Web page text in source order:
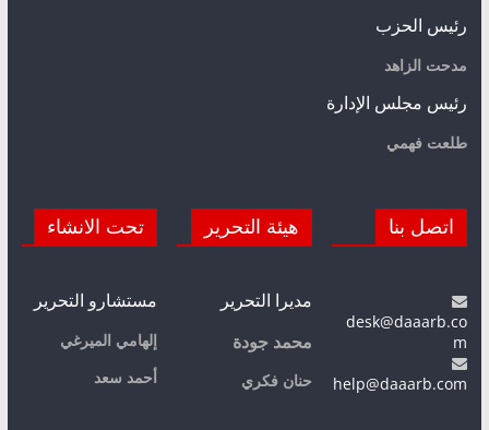
رئيس الحزب
مدحت الزاهد
رئيس مجلس الإدارة
طلعت فهمي
اتصل بنا
desk@daaarb.co
m
help@daaarb.com
هيئة التحرير
مديرا التحرير
محمد جودة
حنان فكري
تحت الانشاء
مستشارو التحرير
إلهامي الميرغي
أحمد سعد